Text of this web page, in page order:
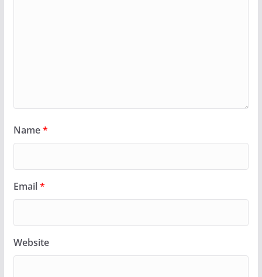
Name*
Email*
Website